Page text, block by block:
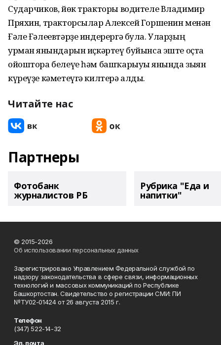
Сударчиков, йөк тракторы водителе Владимир
Пряхин, тракторсылар Алексей Горшенин менән
Ғәле Ғәлеевтәрҙе индерергә була. Уларҙың
урман янғындарын иҫкәртеү буйынса эште оҫта
ойоштора белеүе һәм башҡарыуы янғында зыян
күреүҙе кәметеүгә килтерә алды.
Читайте нас
Партнеры
Фотобанк
журналистов РБ
Рубрика "Еда и
напитки"
© 2015-2026
Об использовании персональных данных
Зарегистрировано Управлением Федеральной службой по
надзору законодательства в сфере связи, информационных
технологий и массовых коммуникаций по Республике
Башкортостан. Свидетельство о регистрации СМИ: ПИ
№ТУ02-01424 от 26 августа 2015 г.
Телефон
(347) 522-14-32
Эл. почта